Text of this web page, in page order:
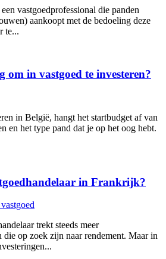
vastgoedprofessional die panden
aankoopt met de bedoeling deze
te...
om in vastgoed te investeren?
in België, hangt het startbudget af van
en het type pand dat je op het oog hebt.
in Frankrijk?
trekt steeds meer
die op zoek zijn naar rendement. Maar in